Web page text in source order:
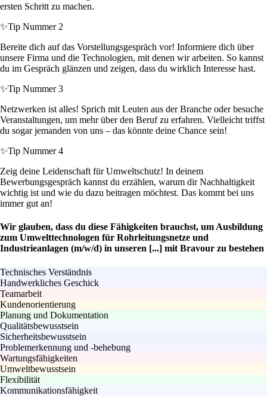
ersten Schritt zu machen.
✨Tip Nummer 2
Bereite dich auf das Vorstellungsgespräch vor! Informiere dich über
unsere Firma und die Technologien, mit denen wir arbeiten. So kannst
du im Gespräch glänzen und zeigen, dass du wirklich Interesse hast.
✨Tip Nummer 3
Netzwerken ist alles! Sprich mit Leuten aus der Branche oder besuche
Veranstaltungen, um mehr über den Beruf zu erfahren. Vielleicht triffst
du sogar jemanden von uns – das könnte deine Chance sein!
✨Tip Nummer 4
Zeig deine Leidenschaft für Umweltschutz! In deinem
Bewerbungsgespräch kannst du erzählen, warum dir Nachhaltigkeit
wichtig ist und wie du dazu beitragen möchtest. Das kommt bei uns
immer gut an!
Wir glauben, dass du diese Fähigkeiten brauchst, um Ausbildung
zum Umwelttechnologen für Rohrleitungsnetze und
Industrieanlagen (m/w/d) in unseren [...] mit Bravour zu bestehen
Technisches Verständnis
Handwerkliches Geschick
Teamarbeit
Kundenorientierung
Planung und Dokumentation
Qualitätsbewusstsein
Sicherheitsbewusstsein
Problemerkennung und -behebung
Wartungsfähigkeiten
Umweltbewusstsein
Flexibilität
Kommunikationsfähigkeit